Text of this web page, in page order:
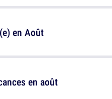
en août
en Août